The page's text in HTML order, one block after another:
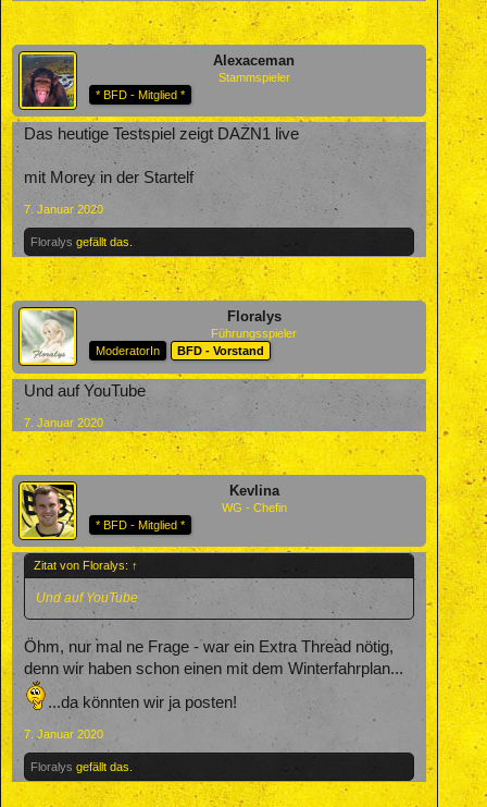
Alexaceman
Stammspieler
* BFD - Mitglied *
Das heutige Testspiel zeigt DAZN1 live
mit Morey in der Startelf
7. Januar 2020
Floralys gefällt das.
Floralys
Führungsspieler
ModeratorIn
BFD - Vorstand
Und auf YouTube
7. Januar 2020
Kevlina
WG - Chefin
* BFD - Mitglied *
Zitat von Floralys: ↑
Und auf YouTube
Öhm, nur mal ne Frage - war ein Extra Thread nötig,
denn wir haben schon einen mit dem Winterfahrplan...
...da könnten wir ja posten!
7. Januar 2020
Floralys gefällt das.